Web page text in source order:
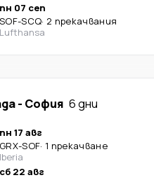
пн 07 сеп
SOF-SCQ· 2 прекачвания
Lufthansa
- София 6 дни
пн 17 авг
GRX-SOF· 1 прекачване
Iberia
сб 22 авг